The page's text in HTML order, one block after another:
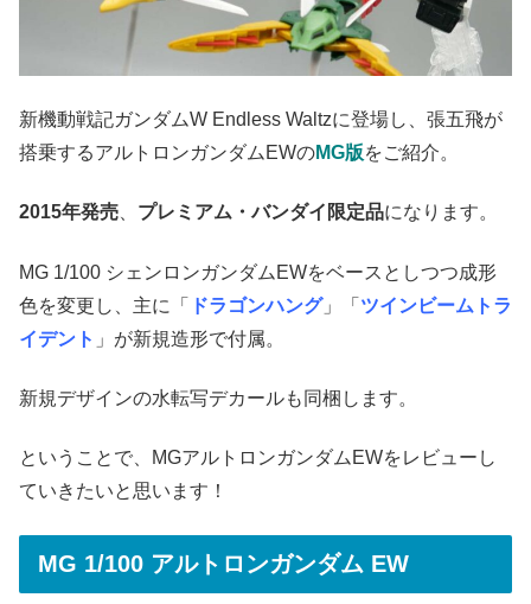
新機動戦記ガンダムW Endless Waltzに登場し、張五飛が
搭乗するアルトロンガンダムEWのMG版をご紹介。
2015年発売 プレミアム・バンダイ限定品になります。
MG 1/100 シェンロンガンダムEWをベースとしつつ成形
色を変更し、主に「
ドラゴンハング」「 ツインビームトラ
イデント 」が新規造形で付属。
新規デザインの水転写デカールも同梱します。
ということで、MGアルトロンガンダムEWをレビューし
ていきたいと思います！
MG 1/100 アルトロンガンダム EW